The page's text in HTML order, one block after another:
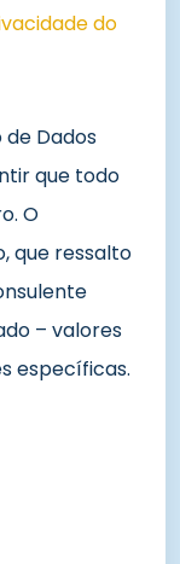
do
de Dados
que todo
O
que ressalto
– valores
específicas.